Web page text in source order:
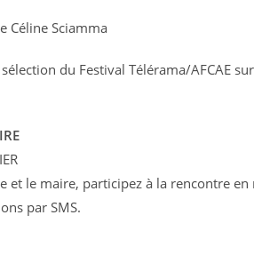
Céline Sciamma
du Festival Télérama/AFCAE
et le maire, participez à la rencontre
par SMS.